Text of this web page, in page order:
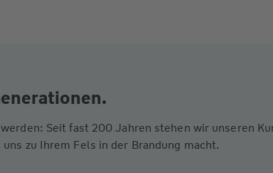
Seit fast 200 Jahren stehen wir unseren
zu Ihrem Fels in der Brandung macht.